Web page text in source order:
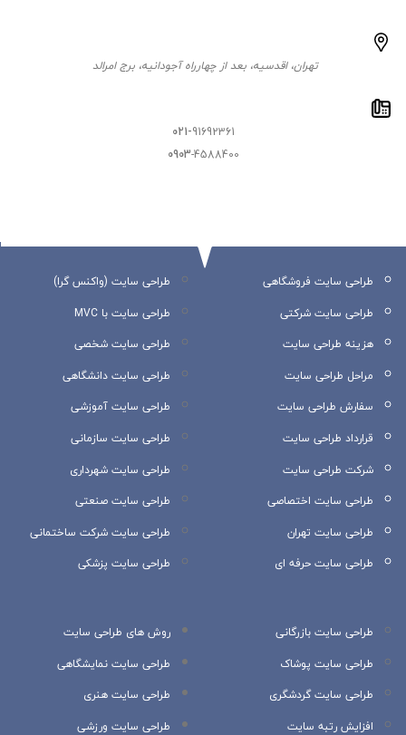
تهران، اقدسیه، بعد از چهارراه آجودانیه، برج امرالد
021-91692361
0903-4588400
طراحی سایت فروشگاهی
طراحی سایت شرکتی
هزینه طراحی سایت
مراحل طراحی سایت
سفارش طراحی سایت
قرارداد طراحی سایت
شرکت طراحی سایت
طراحی سایت اختصاصی
طراحی سایت تهران
طراحی سایت حرفه ای
طراحی سایت (واکنس گرا)
طراحی سایت با MVC
طراحی سایت شخصی
طراحی سایت دانشگاهی
طراحی سایت آموزشی
طراحی سایت سازمانی
طراحی سایت شهرداری
طراحی سایت صنعتی
طراحی سایت شرکت ساختمانی
طراحی سایت پزشکی
طراحی سایت بازرگانی
طراحی سایت پوشاک
طراحی سایت گردشگری
افزایش رتبه سایت
روش های طراحی سایت
طراحی سایت نمایشگاهی
طراحی سایت هنری
طراحی سایت ورزشی